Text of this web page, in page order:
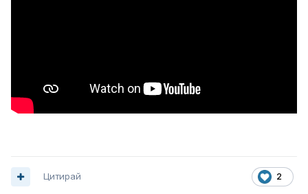
2
Цитирай